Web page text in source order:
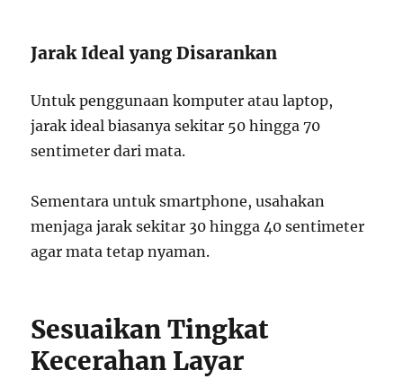
Jarak Ideal yang Disarankan
Untuk penggunaan komputer atau laptop,
jarak ideal biasanya sekitar 50 hingga 70
sentimeter dari mata.
Sementara untuk smartphone, usahakan
menjaga jarak sekitar 30 hingga 40 sentimeter
agar mata tetap nyaman.
Sesuaikan Tingkat
Kecerahan Layar